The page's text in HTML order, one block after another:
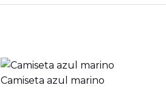
Camiseta azul marino